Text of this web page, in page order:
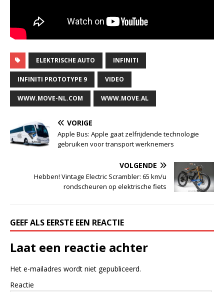
ELEKTRISCHE AUTO INFINITI
INFINITI PROTOTYPE 9 VIDEO
WWW.MOVE-NL.COM WWW.MOVE.AL
VORIGE
Apple Bus: Apple gaat zelfrijdende technologie
gebruiken voor transport werknemers
VOLGENDE
Hebben! Vintage Electric Scrambler: 65 km/u
rondscheuren op elektrische fiets
GEEF ALS EERSTE EEN REACTIE
Laat een reactie achter
Het e-mailadres wordt niet gepubliceerd.
Reactie